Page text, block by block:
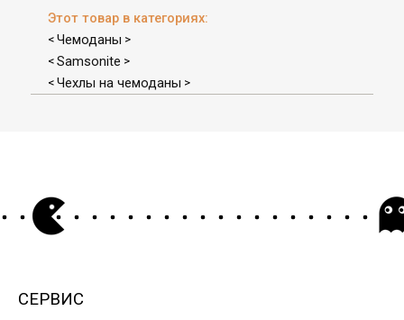
Этот товар в категориях:
< Чемоданы >
< Samsonite >
< Чехлы на чемоданы >
СЕРВИС